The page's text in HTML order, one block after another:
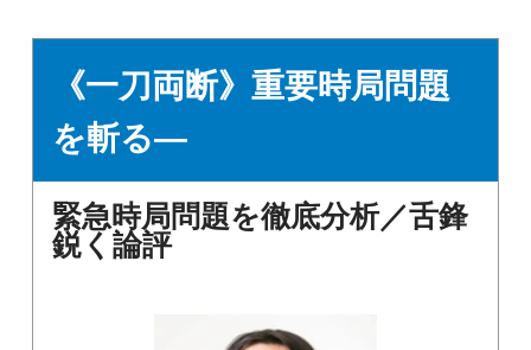
《一刀両断》重要時局問題
を斬る―
緊急時局問題を徹底分析／舌鋒
鋭く論評